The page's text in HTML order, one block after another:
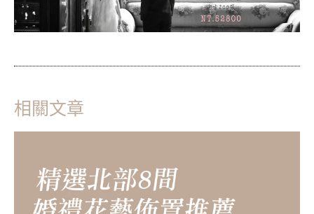
相關文章